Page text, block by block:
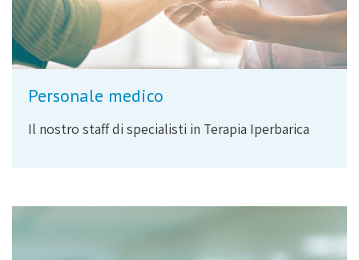
Personale medico
Il nostro staff di specialisti in Terapia Iperbarica